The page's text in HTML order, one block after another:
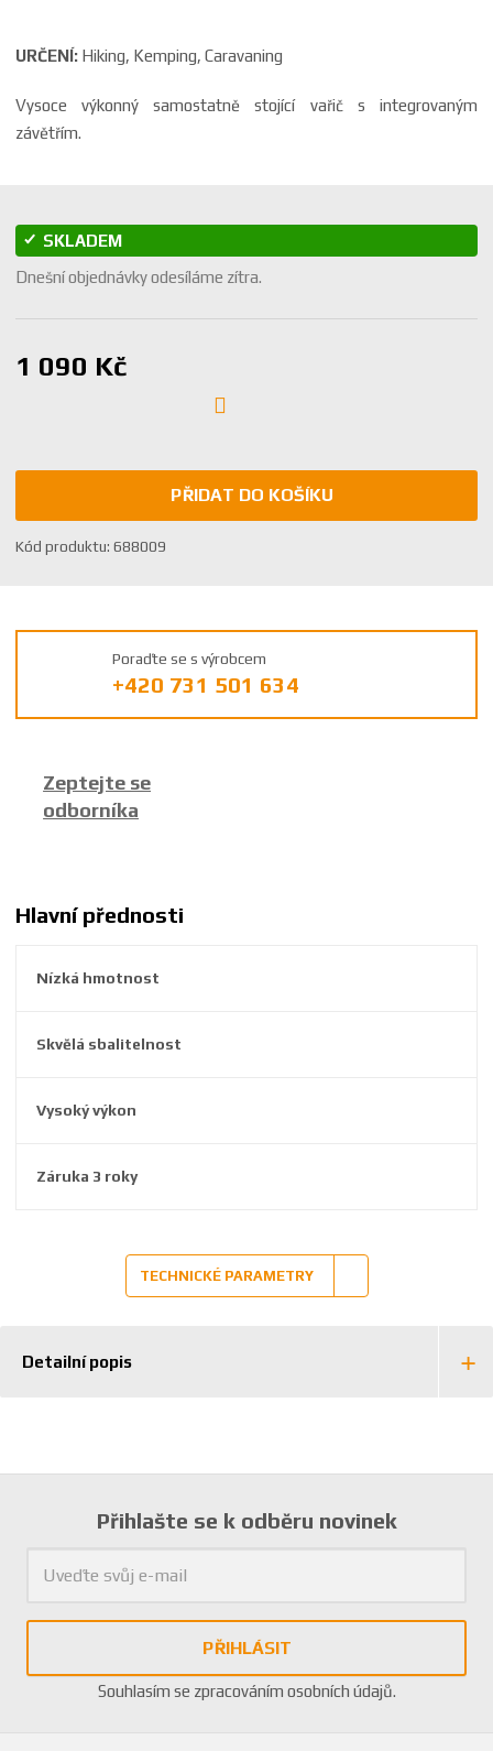
URČENÍ: Hiking, Kemping, Caravaning
Vysoce výkonný samostatně stojící vařič s integrovaným
závětřím.
SKLADEM
Dnešní objednávky odesíláme zítra.
1 090 Kč
PŘIDAT DO KOŠÍKU
Kód produktu:688009
r
o
6
0
Poraďte se s výrobcem
+420 731 501 634
Zeptejte se
odborníka
Hlavní přednosti
Nízká hmotnost
Skvělá sbalitelnost
Vysoký výkon
Záruka 3 roky
TECHNICKÉ PARAMETRY
Detailní popis
Přihlašte se k odběru novinek
PŘIHLÁSIT
Souhlasím se zpracováním osobních údajů.